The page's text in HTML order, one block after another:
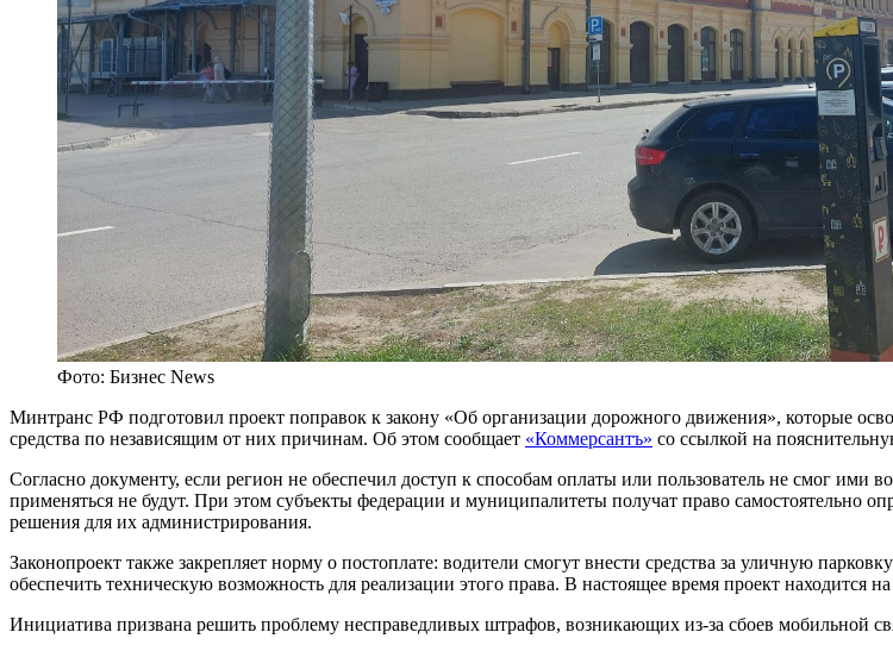
Фото: Бизнес News
Минтранс РФ подготовил проект поправок к закону «Об организации дорожного движения», которые
средства по независящим от них причинам. Об этом сообщает «Коммерсантъ» со ссылкой на
Согласно документу, если регион не обеспечил доступ к способам оплаты или пользователь не смог ими
применяться не будут. При этом субъекты федерации и муниципалитеты получат право самостоятельно
решения для их администрирования.
Законопроект также закрепляет норму о постоплате: водители смогут внести средства за уличную
обеспечить техническую возможность для реализации этого права. В настоящее время проект находится
Инициатива призвана решить проблему несправедливых штрафов, возникающих из-за сбоев мобильной